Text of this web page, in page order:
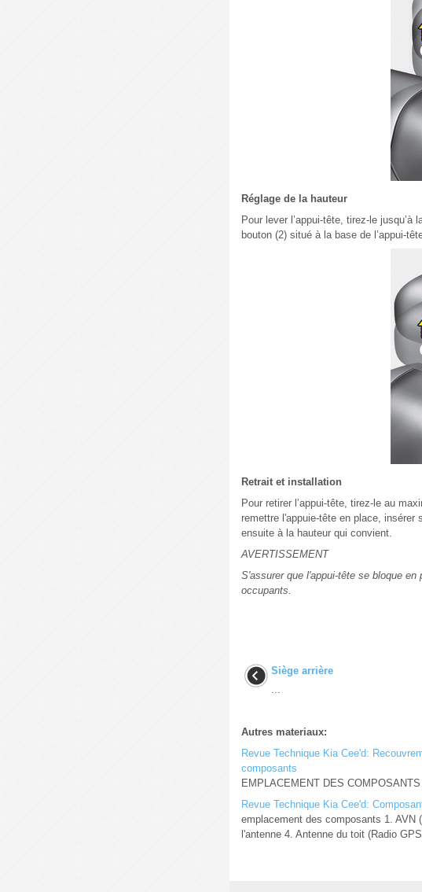
Réglage de la hauteur
Pour lever l’appui-tête, tirez-le
bouton (2) situé à la base de l’appui-
Retrait et installation
Pour retirer l’appui-tête, tirez-le au
remettre l'appuie-tête en place,
ensuite à la hauteur qui convient.
AVERTISSEMENT
S'assurer que l'appui-tête se bloque
occupants.
Siège arrière
...
Autres materiaux:
Revue Technique Kia Cee'd:
composants
EMPLACEMENT DES
Revue Technique Kia Cee'd:
emplacement des composants 1. AVN
l'antenne 4. Antenne du toit (Radio